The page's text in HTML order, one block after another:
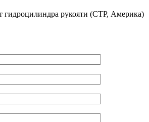
гидроцилиндра рукояти (CTP, Америка)